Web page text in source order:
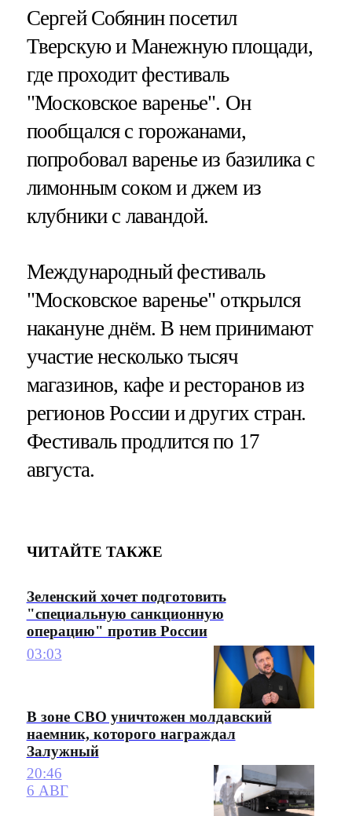
Сергей Собянин посетил
Тверскую и Манежную площади,
где проходит фестиваль
"Московское варенье". Он
пообщался с горожанами,
попробовал варенье из базилика с
лимонным соком и джем из
клубники с лавандой.
Международный фестиваль
"Московское варенье" открылся
накануне днём. В нем принимают
участие несколько тысяч
магазинов, кафе и ресторанов из
регионов России и других стран.
Фестиваль продлится по 17
августа.
ЧИТАЙТЕ ТАКЖЕ
Зеленский хочет подготовить
"специальную санкционную
операцию" против России
03:03
В зоне СВО уничтожен молдавский
наемник, которого награждал
Залужный
20:46
6 АВГ